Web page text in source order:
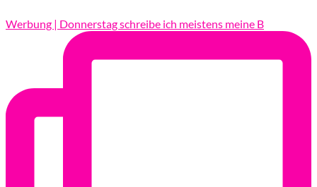
Werbung | Donnerstag schreibe ich meistens meine B